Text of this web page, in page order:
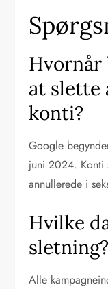
Hvornår
at slette
konti?
Google
juni 2024. Konti
annullerede i
Hvilke
sletning?
Alle